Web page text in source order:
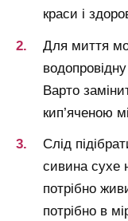
краси і
Для миття
Варто
кип’яченою
Слід
сивина сухе
потрібно
потрібно в